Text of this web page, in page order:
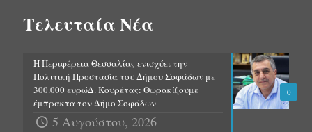
Τελευταία Νέα
0
Η Περιφέρεια Θεσσαλίας ενισχύει την
Πολιτική Προστασία του Δήμου Σοφάδων με
300.000 ευρώΔ. Κουρέτας: Θωρακίζουμε
έμπρακτα τον Δήμο Σοφάδων
5 Αυγούστου, 2026